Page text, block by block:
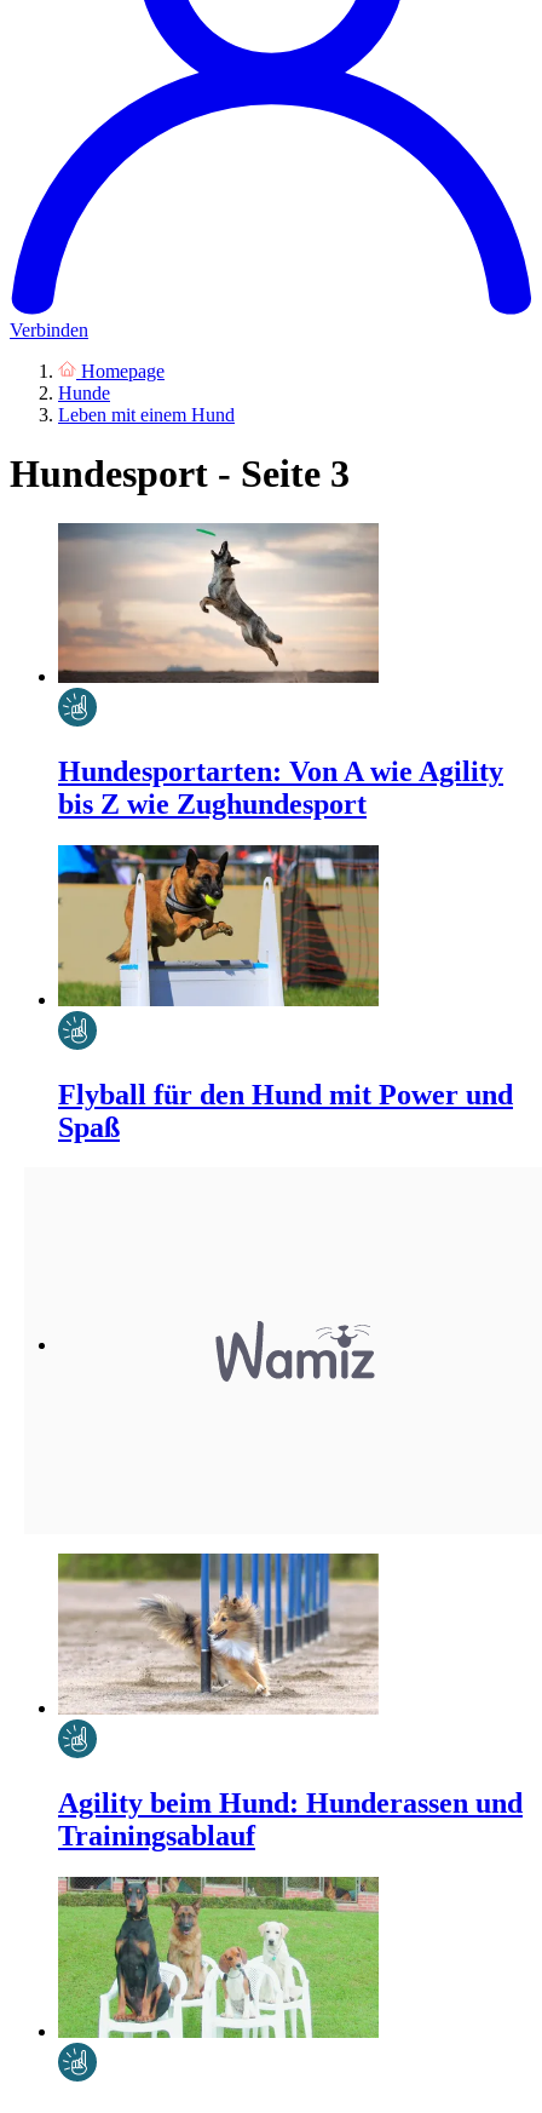
Verbinden
Homepage
Hunde
Leben mit einem Hund
Hundesport - Seite 3
Hundesportarten: Von A wie Agility
bis Z wie Zughundesport
Flyball für den Hund mit Power und
Spaß
Agility beim Hund: Hunderassen und
Trainingsablauf